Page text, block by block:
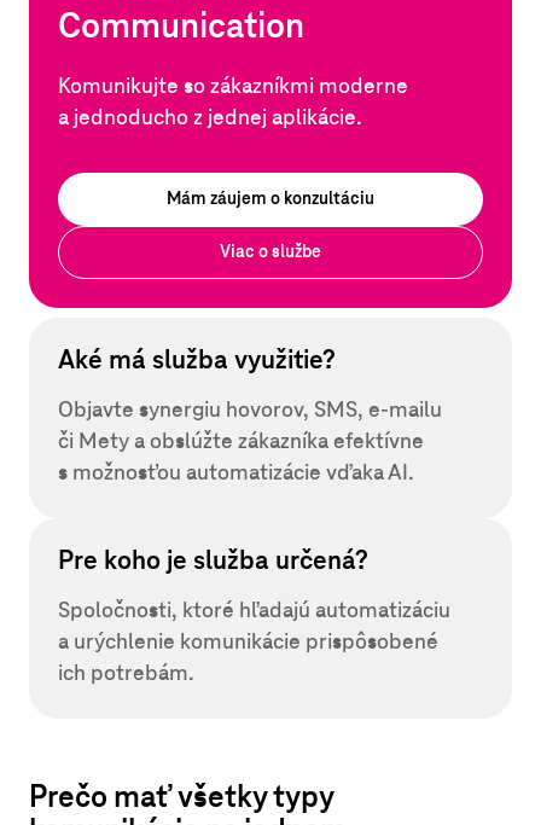
Communication
Komunikujte so zákazníkmi moderne
a jednoducho z jednej aplikácie.
Mám záujem o konzultáciu
Viac o službe
Aké má služba využitie?
Objavte synergiu hovorov, SMS, e-mailu
či Mety a obslúžte zákazníka efektívne
s možnosťou automatizácie vďaka AI.
Pre koho je služba určená?
Spoločnosti, ktoré hľadajú automatizáciu
a urýchlenie komunikácie prispôsobené
ich potrebám.
Prečo mať všetky typy